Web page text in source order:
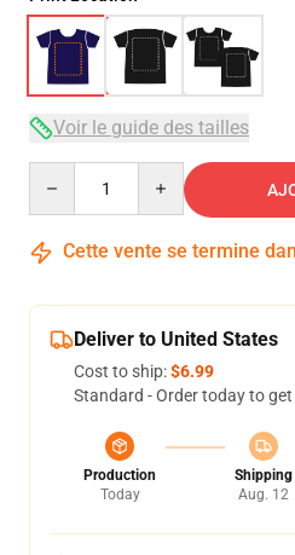
Voir le guide des tailles
Cette vente se termine
Deliver to United States
Cost to ship:$6.99
Standard - Order today to
Production
Today
Shipping
Aug. 12